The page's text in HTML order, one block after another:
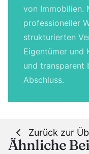
von Immobilien.
professioneller
strukturierten
Eigentümer und
und transparent
Abschluss.
Zurück zur
Ähnliche